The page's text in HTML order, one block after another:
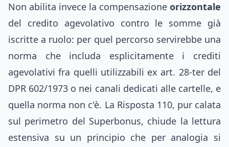
Non abilita invece la compensazione orizzontale
del credito agevolativo contro le somme già
iscritte a ruolo: per quel percorso servirebbe una
norma che includa esplicitamente i crediti
agevolativi fra quelli utilizzabili ex art. 28-ter del
DPR 602/1973 o nei canali dedicati alle cartelle, e
quella norma non c'è. La Risposta 110, pur calata
sul perimetro del Superbonus, chiude la lettura
estensiva su un principio che per analogia si